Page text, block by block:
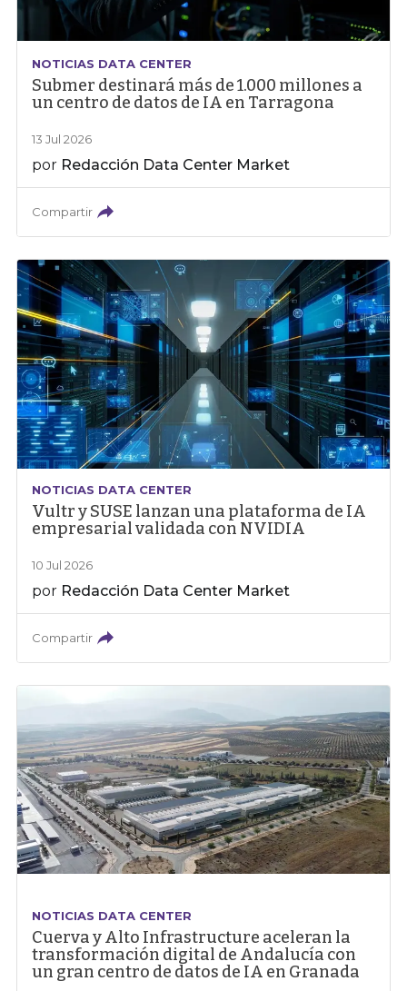
NOTICIAS DATA CENTER
Submer destinará más de 1.000 millones a
un centro de datos de IA en Tarragona
13 Jul 2026
por Redacción Data Center Market
Compartir
NOTICIAS DATA CENTER
Vultr y SUSE lanzan una plataforma de IA
empresarial validada con NVIDIA
10 Jul 2026
por Redacción Data Center Market
Compartir
NOTICIAS DATA CENTER
Cuerva y Alto Infrastructure aceleran la
transformación digital de Andalucía con
un gran centro de datos de IA en Granada